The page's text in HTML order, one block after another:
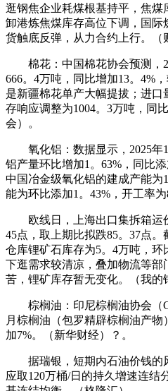
逛钢焦企业耗煤根基持平，焦
卸港炼焦煤库存高位下调，国际
货触底反弹，从力合约上行。（
棉花：中国棉花协会预测，
666。4万吨，同比增加13。4%
是新疆棉花单产大幅提拔；进
存响应调整为1004。3万吨，同
会）。
氧化铝：数据显示，2025年1
铝产量环比增加1。63%，同比添
中国冶金级氧化铝的建成产能为
能为环比添加1。43%，开工率为
欧线日，上海出口集拆箱运价
45点，取上期比拟跌85。37点
仓库锂矿石库存为5。4万吨，环
下逛需求较清凉，叠加物流等部
苦，锂矿库存暂无变化。（我的
棕榈油：印尼棕榈油协会（
月棕榈油（包罗精辟棕榈油产物
加7%。（新华财经）？。
据瑞银，短期内石油价钱的
应取120万桶/日的持久增速连结